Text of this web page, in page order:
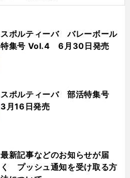
スポルティーバ バレーボール
特集号 Vol.4 6月30日発売
スポルティーバ 部活特集号
3月16日発売
最新記事などのお知らせが届
く プッシュ通知を受け取る方